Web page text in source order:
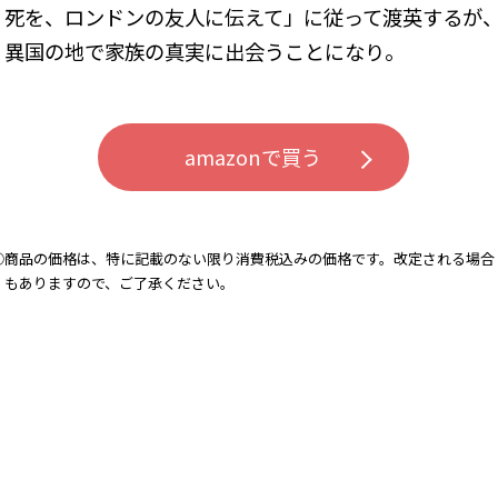
死を、ロンドンの友人に伝えて」に従って渡英するが
異国の地で家族の真実に出会うことになり――。
amazonで買う
⃝商品の価格は、特に記載のない限り消費税込みの価格です。改定される場合
もありますので、ご了承ください。